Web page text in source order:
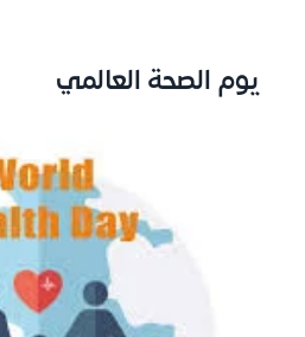
يوم الصحة العالمي